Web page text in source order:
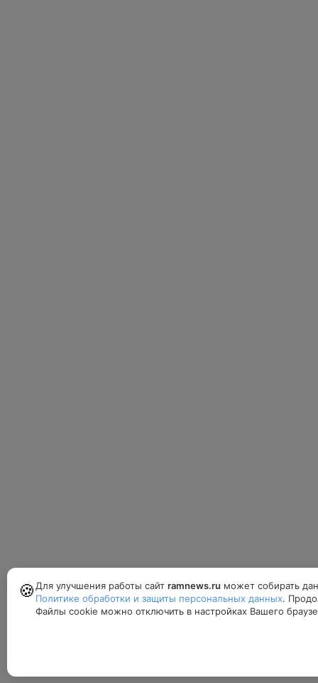
🍪 Для улучшения работы сайт ramnews.ru может собирать
Политике обработки и защиты персональных данных.
Файлы cookie можно отключить в настройках Вашего